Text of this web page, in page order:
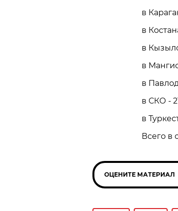
в
в
в
в
в
в СКО -
в
Всего в
ОЦЕНИТЕ МАТЕРИАЛ